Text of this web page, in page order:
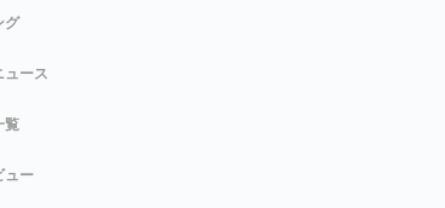
グ
ュース
覧
ュー